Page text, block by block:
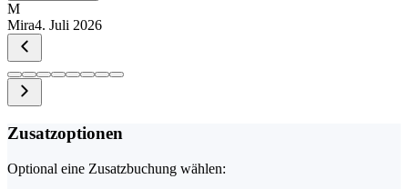
M
Mira4. Juli 2026
Zusatzoptionen
Optional eine Zusatzbuchung wählen: